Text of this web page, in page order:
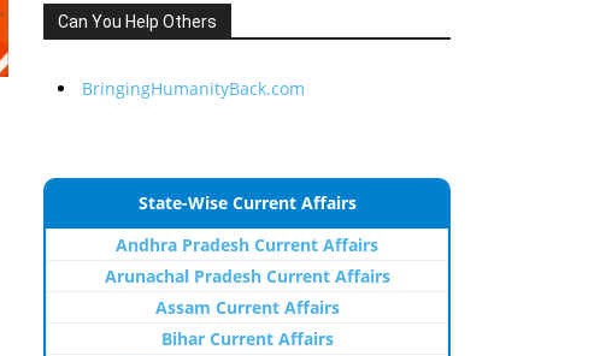
Can You Help Others
BringingHumanityBack.com
State-Wise Current Affairs
Andhra Pradesh Current Affairs
Arunachal Pradesh Current Affairs
Assam Current Affairs
Bihar Current Affairs